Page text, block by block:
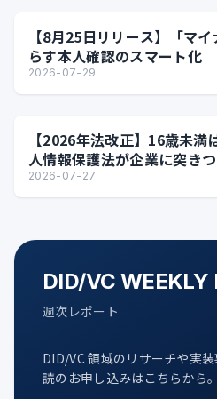
【8月25日リリース】「マ
らす本人確認のスマート化
2026-07-29
【2026年法改正】16歳未
人情報保護法が企業に突き
2026-07-27
DID/VC WEEKLY
週次レポート
DID/VC 領域のリサーチや実
読のお申し込みはこちらから。